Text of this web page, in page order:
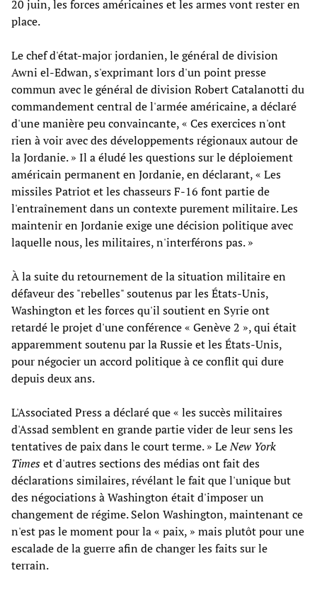
20 juin, les forces américaines et les armes vont rester en
place.
Le chef d'état-major jordanien, le général de division
Awni el-Edwan, s'exprimant lors d'un point presse
commun avec le général de division Robert Catalanotti du
commandement central de l'armée américaine, a déclaré
d'une manière peu convaincante, « Ces exercices n'ont
rien à voir avec des développements régionaux autour de
la Jordanie. » Il a éludé les questions sur le déploiement
américain permanent en Jordanie, en déclarant, « Les
missiles Patriot et les chasseurs F-16 font partie de
l'entraînement dans un contexte purement militaire. Les
maintenir en Jordanie exige une décision politique avec
laquelle nous, les militaires, n'interférons pas. »
À la suite du retournement de la situation militaire en
défaveur des "rebelles" soutenus par les États-Unis,
Washington et les forces qu'il soutient en Syrie ont
retardé le projet d'une conférence « Genève 2 », qui était
apparemment soutenu par la Russie et les États-Unis,
pour négocier un accord politique à ce conflit qui dure
depuis deux ans.
L'Associated Press a déclaré que « les succès militaires
d'Assad semblent en grande partie vider de leur sens les
tentatives de paix dans le court terme. » LeNew York
Timeset d'autres sections des médias ont fait des
déclarations similaires, révélant le fait que l'unique but
des négociations à Washington était d'imposer un
changement de régime. Selon Washington, maintenant ce
n'est pas le moment pour la « paix, » mais plutôt pour une
escalade de la guerre afin de changer les faits sur le
terrain.